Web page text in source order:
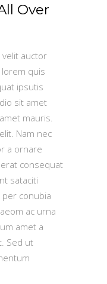
Over
velit auctor
quis
ipsutis
sit amet
mauris.
Nam nec
a ornare
consequat
sataciti
conubia
ac urna
amet a
Sed ut